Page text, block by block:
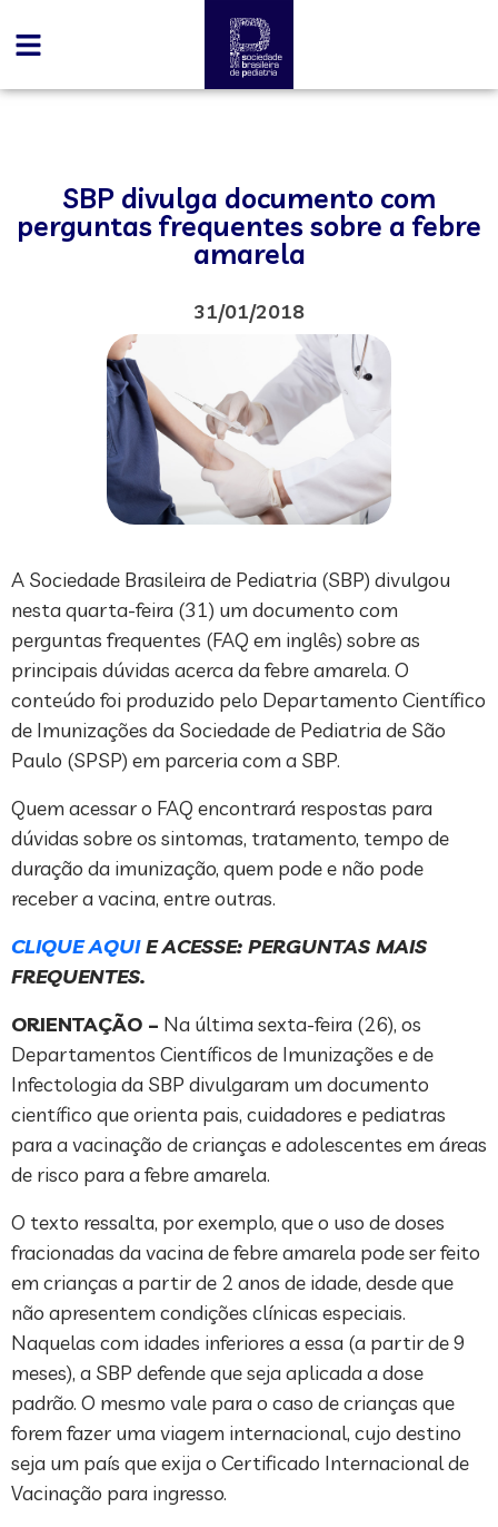
SBP divulga documento com
perguntas frequentes sobre a febre
amarela
31/01/2018
A Sociedade Brasileira de Pediatria (SBP) divulgou
nesta quarta-feira (31) um documento com
perguntas frequentes (FAQ em inglês) sobre as
principais dúvidas acerca da febre amarela. O
conteúdo foi produzido pelo Departamento Científico
de Imunizações da Sociedade de Pediatria de São
Paulo (SPSP) em parceria com a SBP.
Quem acessar o FAQ encontrará respostas para
dúvidas sobre os sintomas, tratamento, tempo de
duração da imunização, quem pode e não pode
receber a vacina, entre outras.
CLIQUE AQUIE ACESSE: PERGUNTAS MAIS
FREQUENTES.
ORIENTAÇÃO – Na última sexta-feira (26), os
Departamentos Científicos de Imunizações e de
Infectologia da SBP divulgaram um documento
científico que orienta pais, cuidadores e pediatras
para a vacinação de crianças e adolescentes em áreas
de risco para a febre amarela.
O texto ressalta, por exemplo, que o uso de doses
fracionadas da vacina de febre amarela pode ser feito
em crianças a partir de 2 anos de idade, desde que
não apresentem condições clínicas especiais.
Naquelas com idades inferiores a essa (a partir de 9
meses), a SBP defende que seja aplicada a dose
padrão. O mesmo vale para o caso de crianças que
forem fazer uma viagem internacional, cujo destino
seja um país que exija o Certificado Internacional de
Vacinação para ingresso.